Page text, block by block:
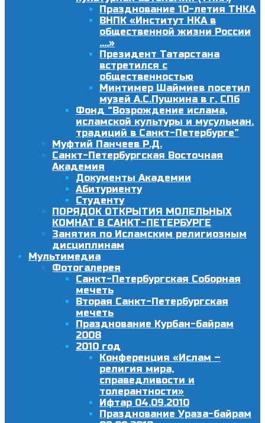
Празднование 10-летия ТНКА
ВНПК «Институт НКА в
общественной жизни России
….»
Президент Татарстана
встретился с
общественностью
Минтимер Шаймиев посетил
музей А.С.Пушкина в г. СПб
Фонд “Возрождение ислама,
исламской культуры и мусульман.
традиций в Санкт-Петербурге”
Муфтий Панчеев Р.Д.
Санкт-Петербургская Восточная
Академия
Документы Академии
Абитуриенту
Студенту
ПОРЯДОК ОТКРЫТИЯ МОЛЕЛЬНЫХ
КОМНАТ В САНКТ-ПЕТЕРБУРГЕ
Занятия по Исламским религиозным
дисциплинам
Мультимедиа
Фотогалерея
Санкт-Петербургская Соборная
мечеть
Вторая Санкт-Петербургская
мечеть
Празднование Курбан-байрам
2008
2010 год
Конференция «Ислам –
религия мира,
справедливости и
толерантности»
Ифтар 04.09.2010
Празднование Ураза-байрам